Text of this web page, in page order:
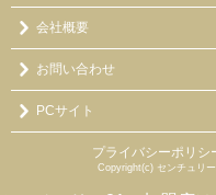
会社概要
お問い合わせ
PCサイト
プライバシーポリシ
Copyright(c) センチュリ